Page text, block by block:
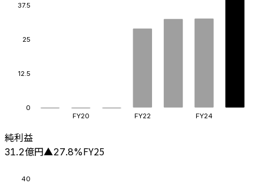
0
12.5
25
37.5
FY20 FY22 FY24
純利益
31.2億円▲27.8%FY25
40